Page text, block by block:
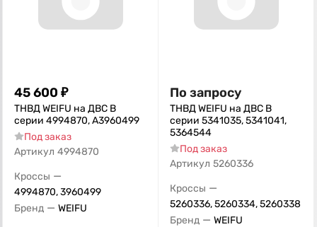
45 600 ₽
ТНВД WEIFU на ДВС B
серии 4994870, A3960499
Под заказ
Артикул 4994870
Кроссы —
4994870, 3960499
Бренд — WEIFU
По запросу
ТНВД WEIFU на ДВС B
серии 5341035, 5341041,
5364544
Под заказ
Артикул 5260336
Кроссы —
5260336, 5260334, 5260338
Бренд — WEIFU